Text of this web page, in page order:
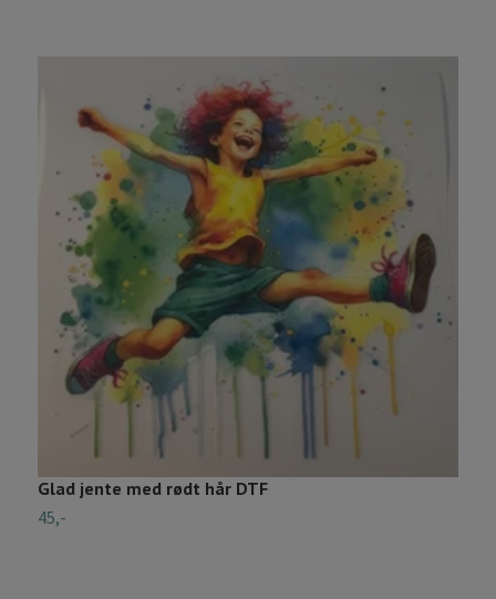
Glad jente med rødt hår DTF
45,-